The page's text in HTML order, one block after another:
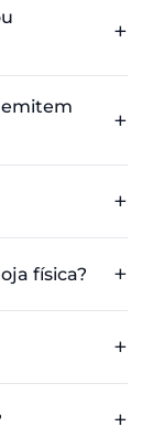
emitem
física?